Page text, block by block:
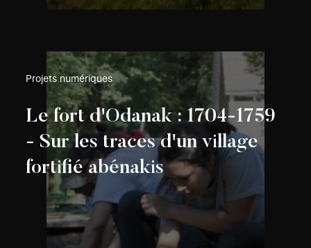
Projets numériques
Le fort d'Odanak : 1704-1759
- Sur les traces d'un village
fortifié abénakis